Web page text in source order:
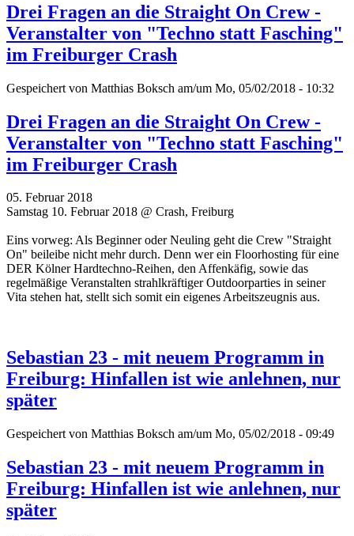
Drei Fragen an die Straight On Crew -
Veranstalter von "Techno statt Fasching"
im Freiburger Crash
Gespeichert von Matthias Boksch am/um Mo, 05/02/2018 - 10:32
Drei Fragen an die Straight On Crew -
Veranstalter von "Techno statt Fasching"
im Freiburger Crash
05. Februar 2018
Samstag 10. Februar 2018 @ Crash, Freiburg
Eins vorweg: Als Beginner oder Neuling geht die Crew "Straight
On" beileibe nicht mehr durch. Denn wer ein Floorhosting für eine
DER Kölner Hardtechno-Reihen, den Affenkäfig, sowie das
regelmäßige Veranstalten strahlkräftiger Outdoorparties in seiner
Vita stehen hat, stellt sich somit ein eigenes Arbeitszeugnis aus.
Sebastian 23 - mit neuem Programm in
Freiburg: Hinfallen ist wie anlehnen, nur
später
Gespeichert von Matthias Boksch am/um Mo, 05/02/2018 - 09:49
Sebastian 23 - mit neuem Programm in
Freiburg: Hinfallen ist wie anlehnen, nur
später